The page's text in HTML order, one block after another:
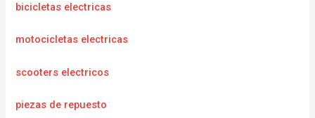
bicicletas electricas
motocicletas electricas
scooters electricos
piezas de repuesto